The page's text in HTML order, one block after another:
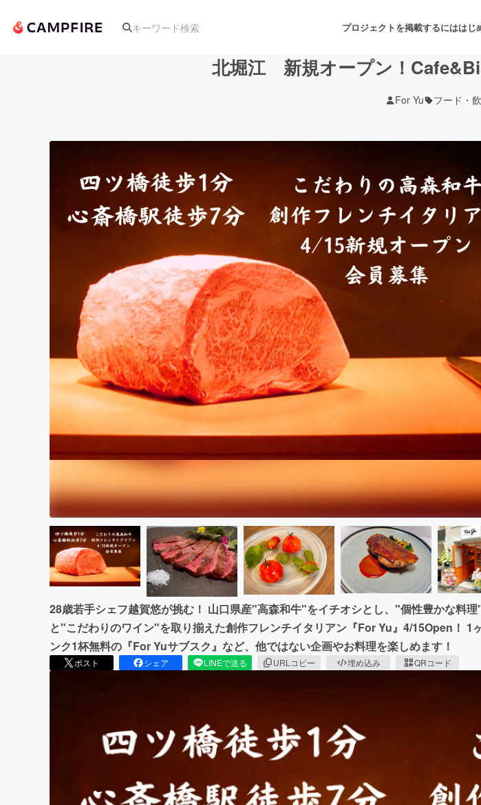
プロジェクトを掲載するにははじ
アート・写真
テクノロジー・ガジェット ゲーム・サービス開発
書籍・雑誌出版
ビジネス・起業 チャレンジ
まちづくり・地域活性化
CAMPFIRE for Social Good
CAMPFIREふるさと納税
北堀江 新規オープン！
For Yu フード・
28歳若手シェフ越賀悠が挑む！ 山口県産"高森和牛"をイチオシとし、"個性豊かな料理
と"こだわりのワイン"を取り揃えた創作フレンチイタリアン『For Yu』4/15Open！ 1
ンク1杯無料の『For Yuサブスク』など、他ではない企画やお料理を楽しめます！
ポスト シェア LINEで送る URLコピー 埋め込み QRコード